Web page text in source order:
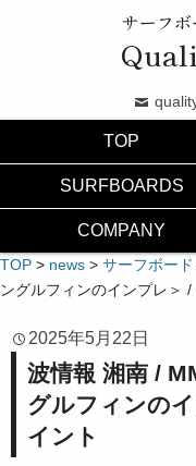
サーフ
TOP
SURFBOARDS
COMPANY
TOP > news > サーフボード
ングルフィンのインプレ＞
2025年5月22日
波情報 湘南 /
グルフィンの
イント